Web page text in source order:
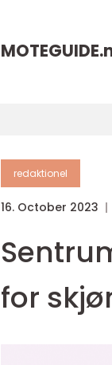
MOTEGUIDE.
redaktionel
16. October 2023
for